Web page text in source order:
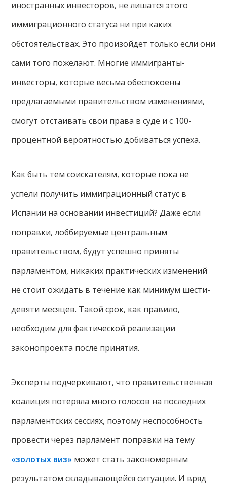
иностранных инвесторов, не лишатся этого
иммиграционного статуса ни при каких
обстоятельствах. Это произойдет только если они
сами того пожелают. Многие иммигранты-
инвесторы, которые весьма обеспокоены
предлагаемыми правительством изменениями,
смогут отстаивать свои права в суде и с 100-
процентной вероятностью добиваться успеха.
Как быть тем соискателям, которые пока не
успели получить иммиграционный статус в
Испании на основании инвестиций? Даже если
поправки, лоббируемые центральным
правительством, будут успешно приняты
парламентом, никаких практических изменений
не стоит ожидать в течение как минимум шести-
девяти месяцев. Такой срок, как правило,
необходим для фактической реализации
законопроекта после принятия.
Эксперты подчеркивают, что правительственная
коалиция потеряла много голосов на последних
парламентских сессиях, поэтому неспособность
провести через парламент поправки на тему
«золотых виз» может стать закономерным
результатом складывающейся ситуации. И вряд